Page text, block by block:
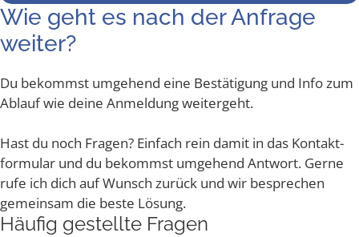
Wie geht es nach der Anfra­ge
weiter?
Du bekommst umge­hend eine Bestä­ti­gung und Info zum
Ablauf wie dei­ne Anmel­dung weitergeht.
Hast du noch Fra­gen? Ein­fach rein damit in das Kon­takt­
for­mu­lar und du bekommst umge­hend Ant­wort. Ger­ne
rufe ich dich auf Wunsch zurück und wir bespre­chen
gemein­sam die bes­te Lösung.
Häu­fig gestell­te Fragen